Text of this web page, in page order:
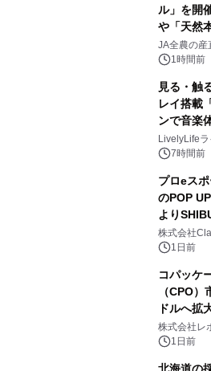
ル」を開
や「天然
販売！～
JA全農の産
1時間前
見る・触
レイ搭載
ンで音楽
LivelyLife
7時間前
プロeスポ
のPOP
より
開催決定
株式会社
1日前
コパッケ
（CPO
ドルへ拡
センター
速
株式会社レ
1日前
北海道の